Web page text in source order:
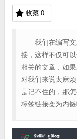
收藏 0
我们在编写
接，这样不仅可
相关的文章，如
对我们来说太麻
是记不住的，那
标签链接变为内